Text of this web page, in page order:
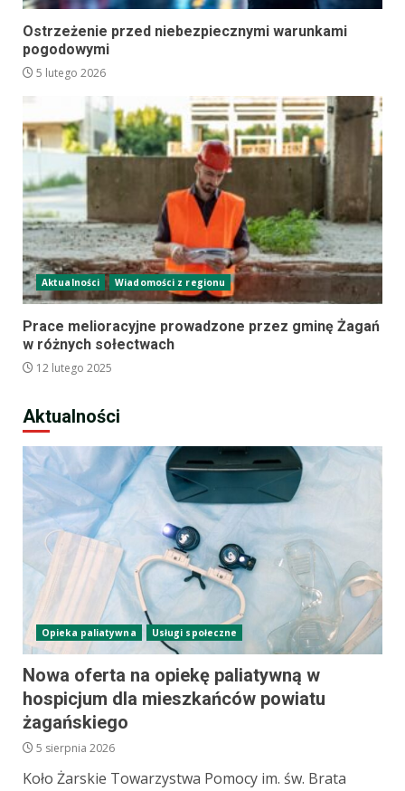
Ostrzeżenie przed niebezpiecznymi warunkami
pogodowymi
5 lutego 2026
Aktualności Wiadomości z regionu
Prace melioracyjne prowadzone przez gminę Żagań
w różnych sołectwach
12 lutego 2025
Aktualności
Opieka paliatywna Usługi społeczne
Nowa oferta na opiekę paliatywną w
hospicjum dla mieszkańców powiatu
żagańskiego
5 sierpnia 2026
Koło Żarskie Towarzystwa Pomocy im. św. Brata